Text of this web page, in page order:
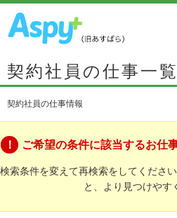
契約社員の仕事一覧
契約社員の仕事情報
ご希望の条件に該当するお仕
検索条件を変えて再検索をしてくださ
と、より見つけやす